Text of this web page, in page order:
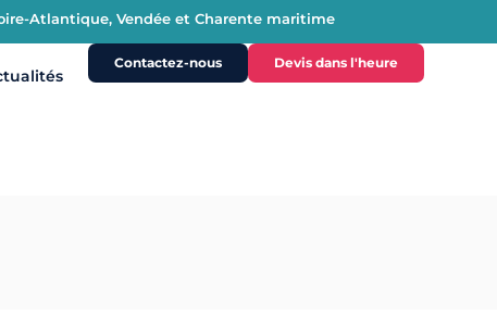
Atlantique, Vendée et Charente maritime
Contactez-nous Devis dans l'heure